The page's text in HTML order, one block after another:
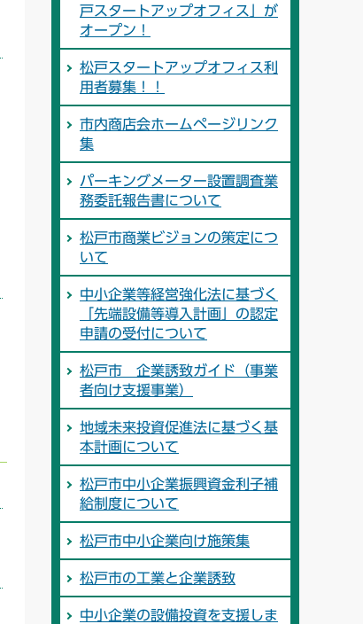
戸スタートアップオフィス」が
オープン！
松戸スタートアップオフィス利
用者募集！！
市内商店会ホームページリンク
集
パーキングメーター設置調査業
務委託報告書について
松戸市商業ビジョンの策定につ
いて
中小企業等経営強化法に基づく
「先端設備等導入計画」の認定
申請の受付について
松戸市 企業誘致ガイド（事業
者向け支援事業）
地域未来投資促進法に基づく基
本計画について
松戸市中小企業振興資金利子補
給制度について
松戸市中小企業向け施策集
松戸市の工業と企業誘致
中小企業の設備投資を支援しま